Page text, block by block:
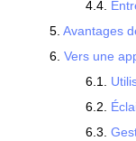
Avantages
Vers une